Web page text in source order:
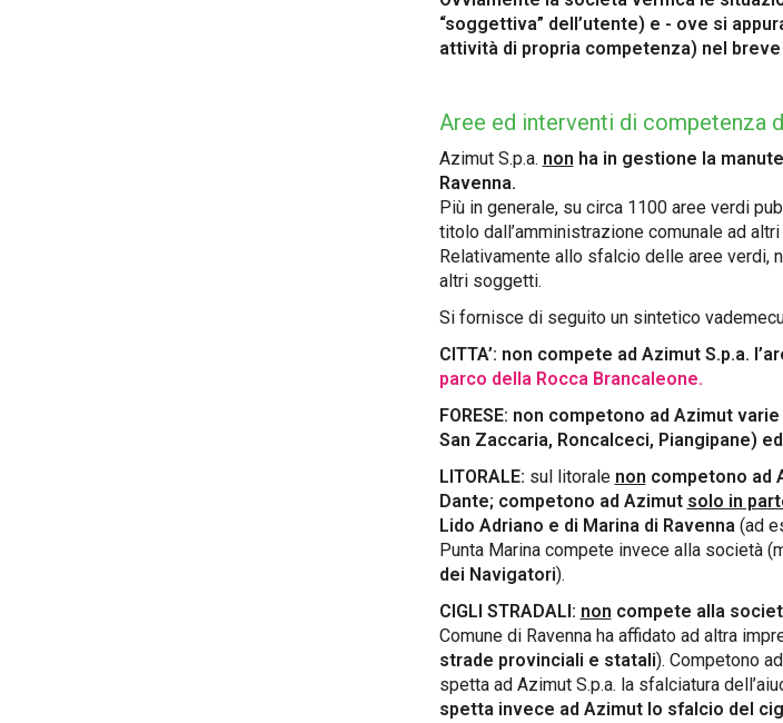
“soggettiva” dell’utente) e - ove si
attività di propria competenza) nel
Aree ed interventi di competenza
Azimut S.p.a. non ha in gestione la
Ravenna.
Più in generale, su circa 1100 aree verdi
titolo dall’amministrazione comunale ad
Relativamente allo sfalcio delle aree verdi,
altri soggetti.
Si fornisce di seguito un sintetico
CITTA’: non compete ad Azimut S.p.a.
parco della Rocca Brancaleone.
FORESE: non competono ad Azimut
San Zaccaria, Roncalceci, Piangipane)
LITORALE: sul litorale non competono ad
Dante; competono ad Azimut solo in
Lido Adriano e di Marina di Ravenna (ad
Punta Marina compete invece alla società
dei Navigatori).
CIGLI STRADALI: non compete alla
Comune di Ravenna ha affidato ad altra
strade provinciali e statali). Competono
spetta ad Azimut S.p.a. la sfalciatura
spetta invece ad Azimut lo sfalcio del